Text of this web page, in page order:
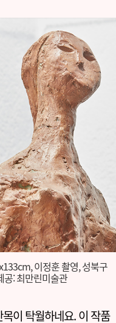
이정훈 촬영, 성북구
공: 최만린미술관
이 탁월하네요. 이 작품